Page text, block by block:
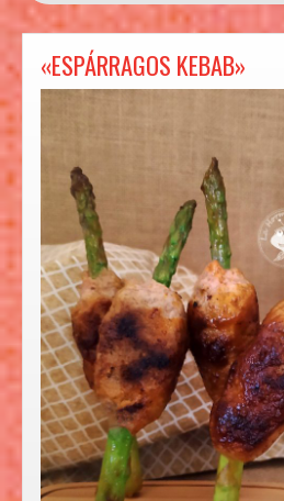
«ESPÁRRAGOS KEBAB»